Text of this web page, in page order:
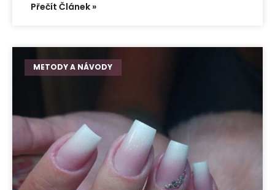
Přečít Článek »
METODY A NÁVODY